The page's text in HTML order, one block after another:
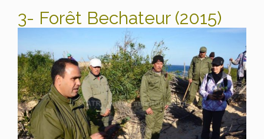
3- Forêt Bechateur (2015)